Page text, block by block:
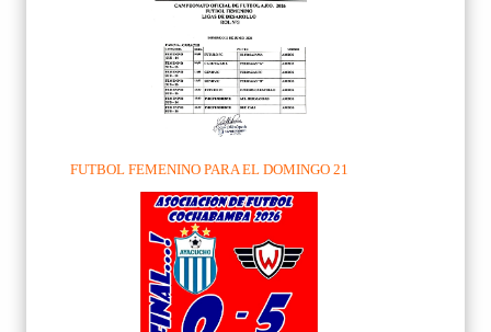
FUTBOL FEMENINO PARA EL DOMINGO 21